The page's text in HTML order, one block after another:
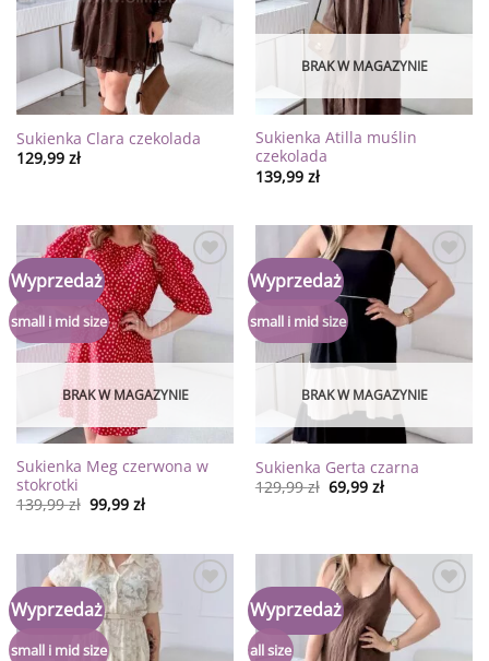
Sukienka Clara czekolada
129,99 zł
BRAK W MAGAZYNIE
Sukienka Atilla muślin
czekolada
139,99 zł
Wyprzedaż
small i mid size
Dodaj
do
listy
życzeń
BRAK W MAGAZYNIE
Sukienka Meg czerwona w
stokrotki
139,99zł 99,99 zł
Wyprzedaż
small i mid size
Dodaj
do
listy
życzeń
BRAK W MAGAZYNIE
Sukienka Gerta czarna
129,99zł 69,99 zł
Wyprzedaż
small i mid size
życzeń
Wyprzedaż
all size
Dodaj
do
listy
życzeń